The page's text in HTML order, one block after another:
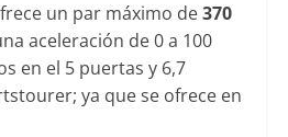
un par máximo de370
aceleración de 0 a 100
en el 5 puertas y 6,7
ya que se ofrece en